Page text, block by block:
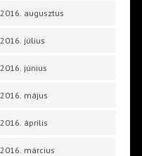
2016. augusztus
2016. július
2016. június
2016. május
2016. április
2016. március